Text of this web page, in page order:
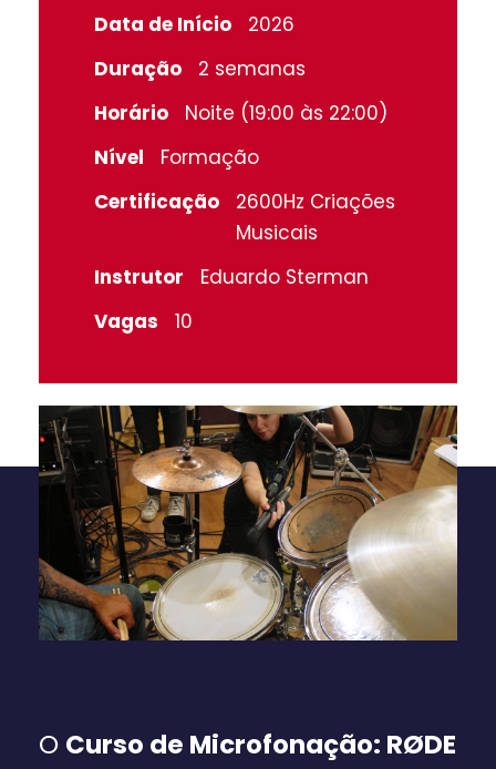
Data de Início
2026
Duração
2 semanas
Horário
Noite (19:00 às 22:00)
Nível
Formação
Certificação
2600Hz Criações
Musicais
Instrutor
Eduardo Sterman
Vagas
10
O Curso de Microfonação: RØDE